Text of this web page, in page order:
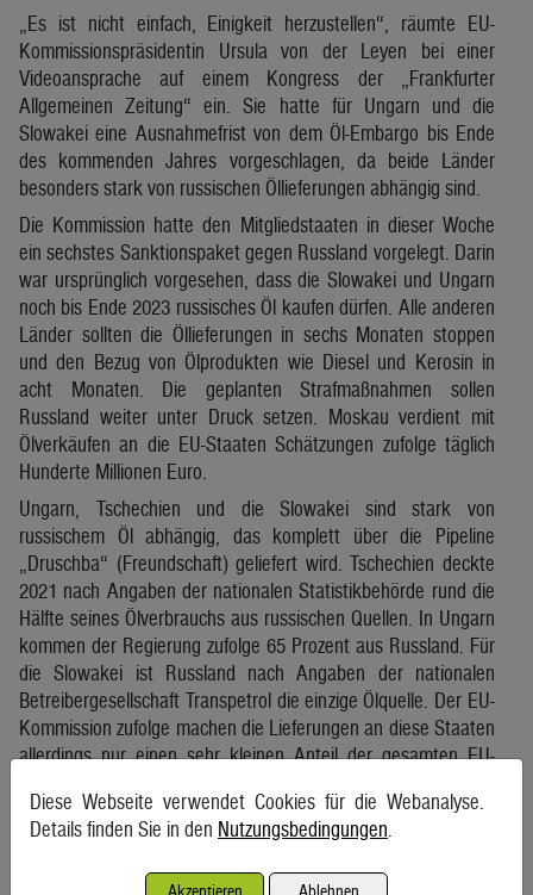
„Es ist nicht einfach, Einigkeit herzustellen“, räumte EU-
Kommissionspräsidentin Ursula von der Leyen bei einer
Videoansprache auf einem Kongress der „Frankfurter
Allgemeinen Zeitung“ ein. Sie hatte für Ungarn und die
Slowakei eine Ausnahmefrist von dem Öl-Embargo bis Ende
des kommenden Jahres vorgeschlagen, da beide Länder
besonders stark von russischen Öllieferungen abhängig sind.
Die Kommission hatte den Mitgliedstaaten in dieser Woche
ein sechstes Sanktionspaket gegen Russland vorgelegt. Darin
war ursprünglich vorgesehen, dass die Slowakei und Ungarn
noch bis Ende 2023 russisches Öl kaufen dürfen. Alle anderen
Länder sollten die Öllieferungen in sechs Monaten stoppen
und den Bezug von Ölprodukten wie Diesel und Kerosin in
acht Monaten. Die geplanten Strafmaßnahmen sollen
Russland weiter unter Druck setzen. Moskau verdient mit
Ölverkäufen an die EU-Staaten Schätzungen zufolge täglich
Hunderte Millionen Euro.
Ungarn, Tschechien und die Slowakei sind stark von
russischem Öl abhängig, das komplett über die Pipeline
„Druschba“ (Freundschaft) geliefert wird. Tschechien deckte
2021 nach Angaben der nationalen Statistikbehörde rund die
Hälfte seines Ölverbrauchs aus russischen Quellen. In Ungarn
kommen der Regierung zufolge 65 Prozent aus Russland. Für
die Slowakei ist Russland nach Angaben der nationalen
Betreibergesellschaft Transpetrol die einzige Ölquelle. Der EU-
Kommission zufolge machen die Lieferungen an diese Staaten
allerdings nur einen sehr kleinen Anteil der gesamten EU-
Ein Diplomat äußerte sich zuversichtlich, dass bis Sonntag
eine einvernehmliche Lösung gefunden werden könne, um ein
Zeichen gegen den russischen Präsidenten Wladimir Putin zu
Diese Webseite verwendet Cookies für die Webanalyse.
Details finden Sie in den Nutzungsbedingungen.